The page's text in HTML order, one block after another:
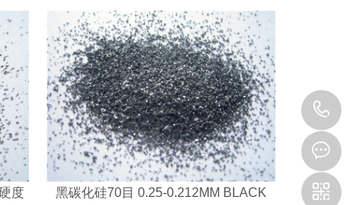
度
黑碳化硅70目 0.25-0.212MM BLACK